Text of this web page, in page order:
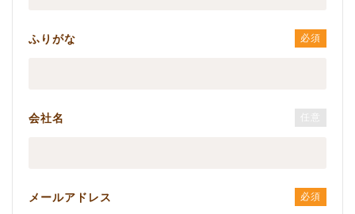
ふりがな 必須
会社名 任意
メールアドレス 必須